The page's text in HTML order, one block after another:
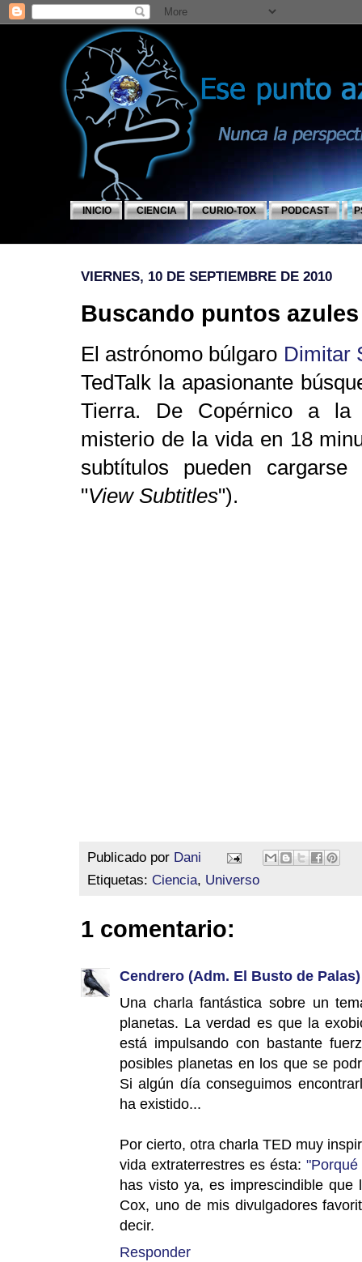
INICIO CIENCIA CURIO-TOX PODCAST
VIERNES, 10 DE SEPTIEMBRE DE 2010
Buscando puntos
El astrónomo búlgaro Dimitar
TedTalk la apasionante
Tierra. De Copérnico a la
misterio de la vida en 18
subtítulos pueden
"View Subtitles").
Publicado por Dani
Etiquetas: Ciencia, Universo
1 comentario:
Cendrero (Adm. El Busto de Palas)
Una charla fantástica sobre un
planetas. La verdad es que la
está impulsando con bastante
posibles planetas en los que se
Si algún día conseguimos
ha existido...
Por cierto, otra charla TED muy
vida extraterrestres es ésta:
has visto ya, es imprescindible
Cox, uno de mis divulgadores
decir.
Responder